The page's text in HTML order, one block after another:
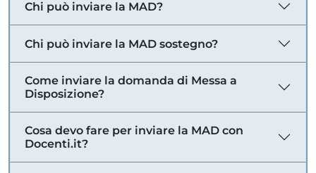
Chi può inviare la MAD?
Chi può inviare la MAD sostegno?
Come inviare la domanda di Messa a
Disposizione?
Cosa devo fare per inviare la MAD con
Docenti.it?